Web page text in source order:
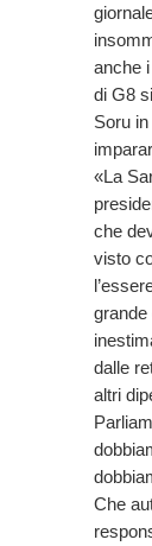
anche
di G8
Soru
«La
che
visto
grande
dalle
altri
Che